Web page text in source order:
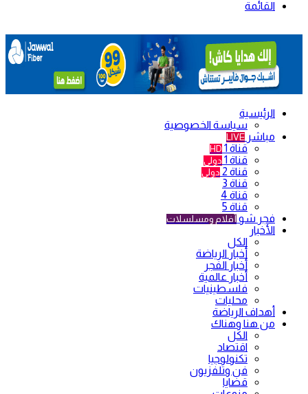
القائمة
الرئيسية
سياسة الخصوصية
مباشر LIVE
قناة 1 HD
قناة 1 دولي
قناة 2 دولي
قناة 3
قناة 4
قناة 5
فجر شو أفلام ومسلسلات
الأخبار
الكل
أخبار الرياضة
أخبار الفجر
أخبار عالمية
فلسطينيات
محليات
أهداف الرياضة
من هنا وهناك
الكل
اقتصاد
تكنولوجيا
فن وتلفزيون
قضايا